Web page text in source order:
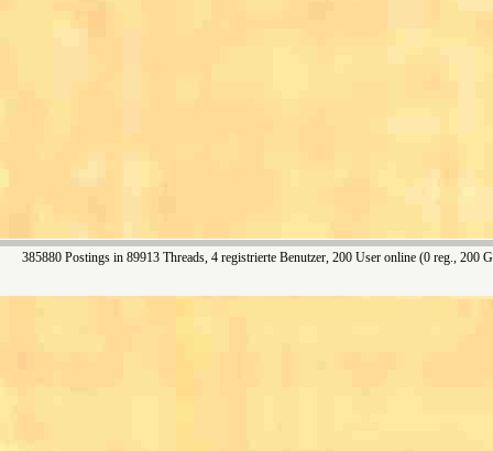
385880 Postings in 89913 Threads, 4 registrierte Benutzer, 200 User online (0 reg., 200